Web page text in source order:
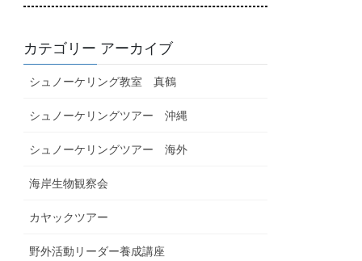
カテゴリー アーカイブ
シュノーケリング教室 真鶴
シュノーケリングツアー 沖縄
シュノーケリングツアー 海外
海岸生物観察会
カヤックツアー
野外活動リーダー養成講座